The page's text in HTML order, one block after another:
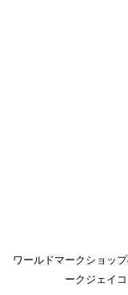
ワールドマークショッ
ークジェイ